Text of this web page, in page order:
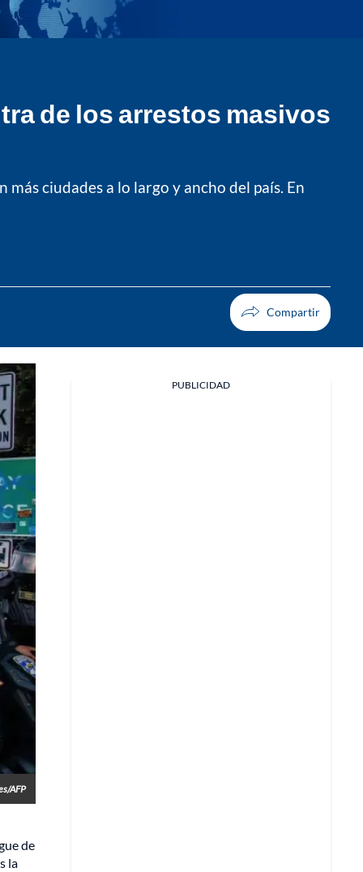
de los arrestos masivos
ciudades a lo largo y ancho del país. En
AFP
de
la
PUBLICIDAD